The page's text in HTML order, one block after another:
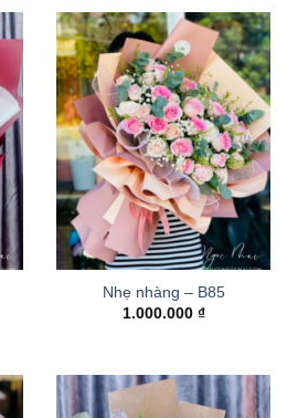
Nhẹ nhàng – B85
1.000.000 ₫